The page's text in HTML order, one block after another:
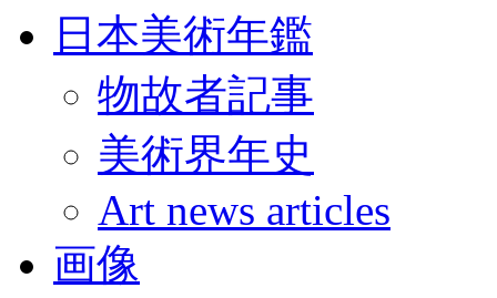
日本美術年鑑
物故者記事
美術界年史
Art news articles
画像